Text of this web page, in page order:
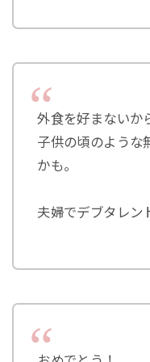
外食を好まないか
子供の頃のような
かも。
夫婦でデブタレン